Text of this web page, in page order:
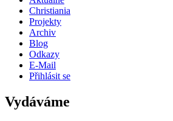
Christiania
Projekty
Archiv
Blog
Odkazy
E-Mail
Přihlásit se
Vydáváme